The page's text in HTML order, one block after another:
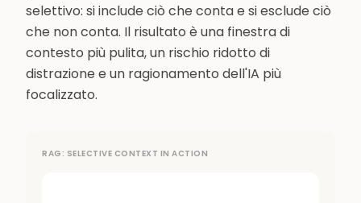
selettivo: si include ciò che conta e si esclude ciò
che non conta. Il risultato è una finestra di
contesto più pulita, un rischio ridotto di
distrazione e un ragionamento dell'IA più
focalizzato.
RAG: SELECTIVE CONTEXT IN ACTION